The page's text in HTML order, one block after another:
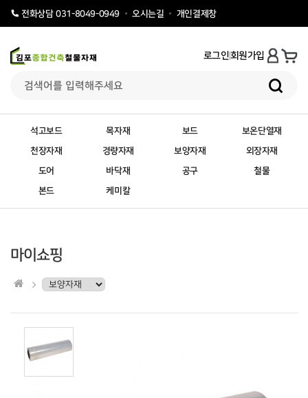
전화상담 031-8049-0949 오시는길 개인결제창
로그인회원가입
석고보드 목자재 보드 보온단열재
천장자재 경량자재 보양자재 외장자재
도어 바닥재 공구 철물
본드 케미칼
마이쇼핑